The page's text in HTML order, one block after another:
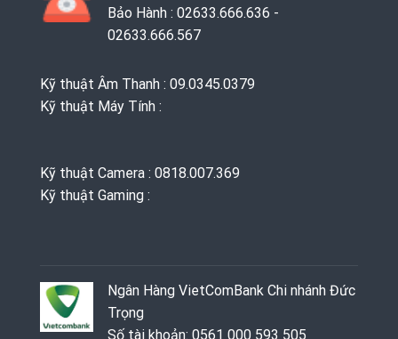
Bảo Hành : 02633.666.636 -
02633.666.567
Kỹ thuật Âm Thanh : 09.0345.0379
Kỹ thuật Máy Tính :
Kỹ thuật Camera : 0818.007.369
Kỹ thuật Gaming ‭: ‬
Ngân Hàng VietComBank Chi nhánh Đức
Trọng
Số tài khoản: 0561 000 593 505